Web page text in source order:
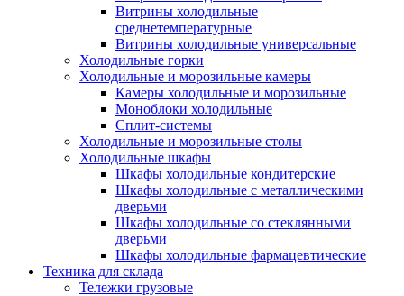
Витрины холодильные
среднетемпературные
Витрины холодильные универсальные
Холодильные горки
Холодильные и морозильные камеры
Камеры холодильные и морозильные
Моноблоки холодильные
Сплит-системы
Холодильные и морозильные столы
Холодильные шкафы
Шкафы холодильные кондитерские
Шкафы холодильные с металлическими
дверьми
Шкафы холодильные со стеклянными
дверьми
Шкафы холодильные фармацевтические
Техника для склада
Тележки грузовые